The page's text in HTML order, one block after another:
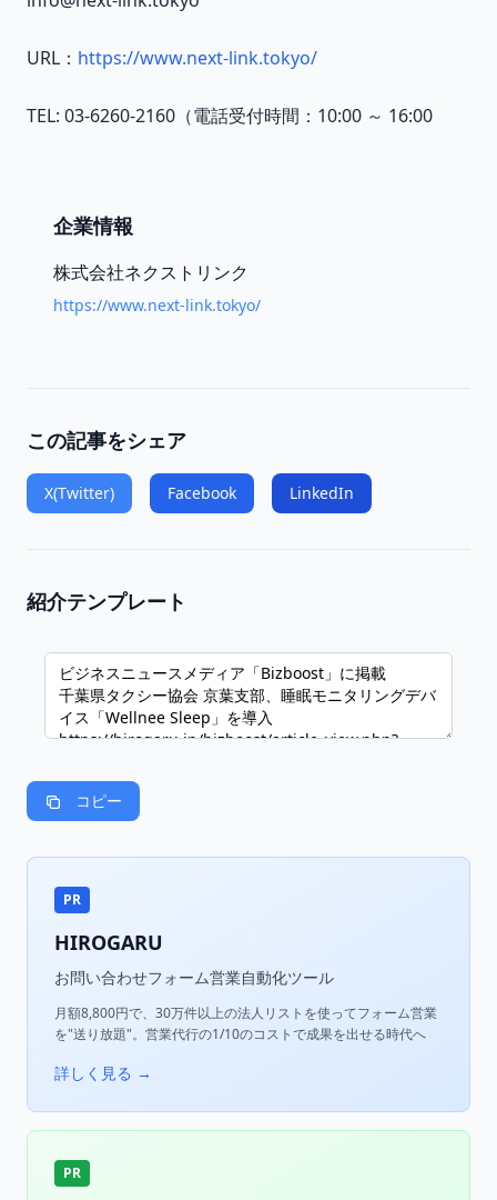
URL： https://www.next-link.tokyo/
TEL: 03-6260-2160（電話受付時間：10:00 ～ 16:00
企業情報
株式会社ネクストリンク
https://www.next-link.tokyo/
この記事をシェア
X(Twitter) Facebook LinkedIn
紹介テンプレート
コピー
PR
HIROGARU
お問い合わせフォーム営業自動化ツール
月額8,800円で、30万件以上の法人リストを使ってフォーム営業
を"送り放題"。営業代行の1/10のコストで成果を出せる時代へ
詳しく見る →
PR